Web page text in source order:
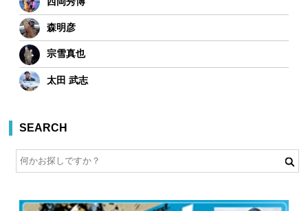
森明彦
宗雪真也
太田 武志
SEARCH